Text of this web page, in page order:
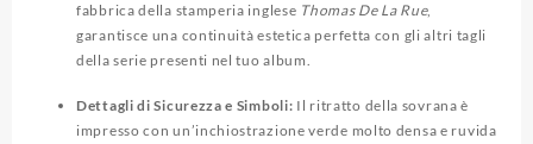
fabbrica della stamperia inglese Thomas De La Rue,
garantisce una continuità estetica perfetta con gli altri tagli
della serie presenti nel tuo album.
Dettagli di Sicurezza e Simboli: Il ritratto della sovrana è
impresso con un’inchiostrazione verde molto densa e ruvida